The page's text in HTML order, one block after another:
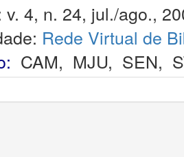
4, n. 24, jul./ago.,
Rede Virtual de
CAM, MJU, SEN,